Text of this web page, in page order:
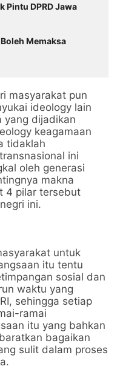
Pintu DPRD Jawa
Memaksa
masyarakat pun
ideology lain
yang dijadikan
keagamaan
tidaklah
ini
oleh generasi
makna
4 pilar tersebut
ini.
untuk
itu tentu
sosial dan
waktu yang
sehingga setiap
ramai
itu yang bahkan
bagaikan
sulit dalam proses